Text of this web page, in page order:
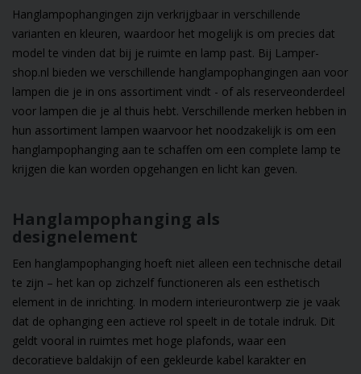
Hanglampophangingen zijn verkrijgbaar in verschillende
varianten en kleuren, waardoor het mogelijk is om precies dat
model te vinden dat bij je ruimte en lamp past. Bij Lamper-
shop.nl bieden we verschillende hanglampophangingen aan voor
lampen die je in ons assortiment vindt - of als reserveonderdeel
voor lampen die je al thuis hebt. Verschillende merken hebben in
hun assortiment lampen waarvoor het noodzakelijk is om een
hanglampophanging aan te schaffen om een complete lamp te
krijgen die kan worden opgehangen en licht kan geven.
Hanglampophanging als
designelement
Een hanglampophanging hoeft niet alleen een technische detail
te zijn – het kan op zichzelf functioneren als een esthetisch
element in de inrichting. In modern interieurontwerp zie je vaak
dat de ophanging een actieve rol speelt in de totale indruk. Dit
geldt vooral in ruimtes met hoge plafonds, waar een
decoratieve baldakijn of een gekleurde kabel karakter en